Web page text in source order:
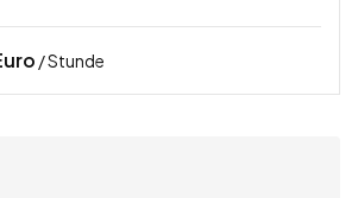
/ Stunde